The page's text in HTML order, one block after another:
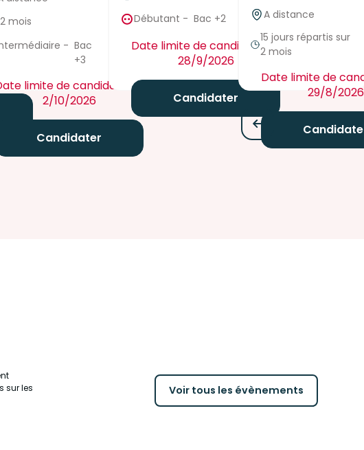
:
mois
-Bac
+3
limite de candidature :
2/10/2026
Candidater
Débutant -Bac +2
Date limite de candidature :
28/9/2026
Candidater
A distance
15 jours répartis sur
2 mois
Date limite de
29/8/2026
sur les
Voir tous les évènements